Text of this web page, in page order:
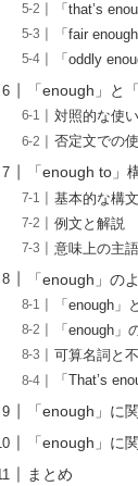
「that’s
「fair enough
「oddly
「enough」と
対照的な使
否定文での
「enough to」
基本的な構文
例文と解説
意味上の主
「enough」の
「enough
「enough」
可算名詞と
「That’s
「enough」に
「enough」に
まとめ